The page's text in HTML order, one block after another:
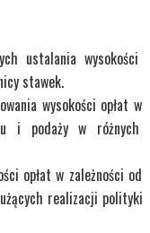
ustalania wysokości
stawek.
wysokości opłat w
i podaży w różnych
opłat w zależności od
realizacji polityki